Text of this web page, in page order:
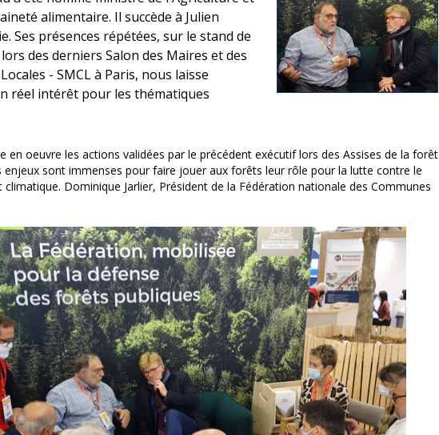
alimentaire. Il succède à Julien
Ses présences répétées, sur le stand de
lors des derniers Salon des Maires et des
- SMCL à Paris, nous laisse
réel intérêt pour les thématiques
en oeuvre les actions validées par le précédent exécutif lors des Assises de la forêt
enjeux sont immenses pour faire jouer aux forêts leur rôle pour la lutte contre le
climatique. Dominique Jarlier, Président de la Fédération nationale des Communes